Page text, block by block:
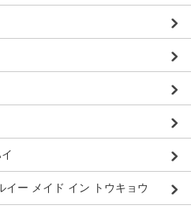
ー メイド イン トウキョウ